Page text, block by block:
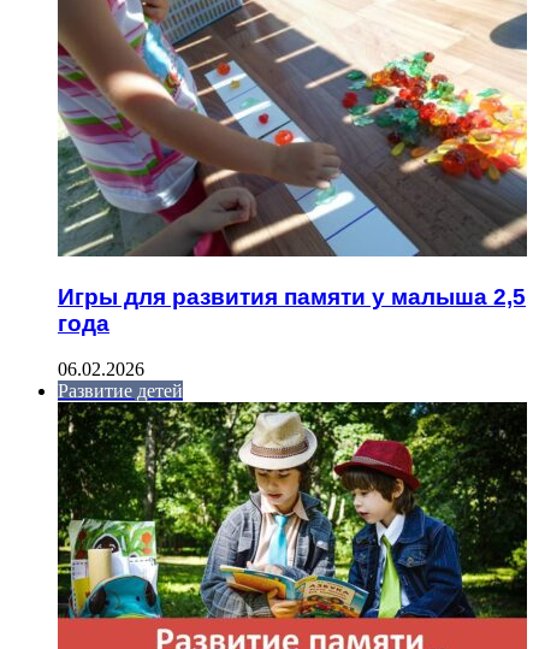
Игры для развития памяти у малыша 2,5
года
06.02.2026
Развитие детей